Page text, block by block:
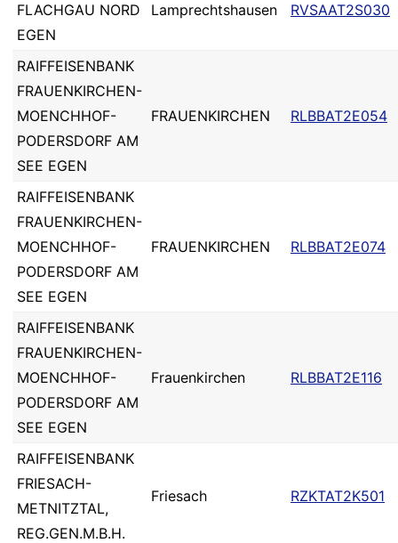
FLACHGAU NORD
EGEN
Lamprechtshausen RVSAAT2S030
RAIFFEISENBANK
FRAUENKIRCHEN-
MOENCHHOF-
PODERSDORF AM
SEE EGEN
FRAUENKIRCHEN RLBBAT2E054
RAIFFEISENBANK
FRAUENKIRCHEN-
MOENCHHOF-
PODERSDORF AM
SEE EGEN
FRAUENKIRCHEN RLBBAT2E074
RAIFFEISENBANK
FRAUENKIRCHEN-
MOENCHHOF-
PODERSDORF AM
SEE EGEN
Frauenkirchen RLBBAT2E116
RAIFFEISENBANK
FRIESACH-
METNITZTAL,
REG.GEN.M.B.H.
Friesach RZKTAT2K501